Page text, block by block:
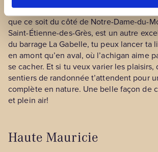
LeParc Nature La Gabelleà Notre-
que ce soit du côté de Notre-Dame-du-
Saint-Étienne-des-Grès, est un autre
du barrage La Gabelle, tu peux lancer ta
en amont qu’en aval, où l’achigan aime
se cacher. Et si tu veux varier les plaisirs,
sentiers de randonnée t’attendent pour
complète en nature. Une belle façon de
et plein air!
Haute Mauricie